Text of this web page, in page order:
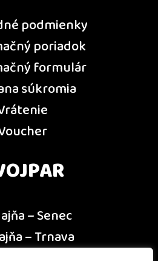
podmienky
poriadok
formulár
súkromia
– Senec
– Trnava